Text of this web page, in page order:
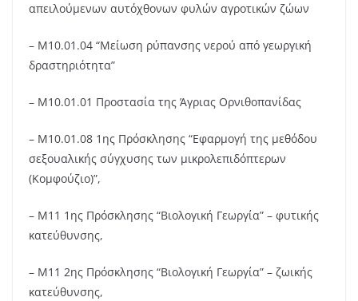
απειλούμενων αυτόχθονων φυλών αγροτικών ζώων
– Μ10.01.04 “Μείωση ρύπανσης νερού από γεωργική
δραστηριότητα”
– Μ10.01.01 Προστασία της Άγριας Ορνιθοπανίδας
– Μ10.01.08 1ης Πρόσκλησης “Εφαρμογή της μεθόδου
σεξουαλικής σύγχυσης των μικρολεπιδόπτερων
(Κομφούζιο)”,
– Μ11 1ης Πρόσκλησης “Βιολογική Γεωργία” – φυτικής
κατεύθυνσης,
– Μ11 2ης Πρόσκλησης “Βιολογική Γεωργία” – ζωικής
κατεύθυνσης,